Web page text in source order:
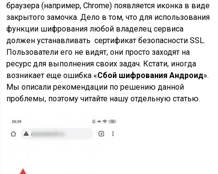
браузера (например, Chrome) появляется иконка в виде
закрытого замочка. Дело в том, что для использования
функции шифрования любой владелец сервиса
должен устанавливать сертификат безопасности SSL.
Пользователи его не видят, они просто заходят на
ресурс для выполнения своих задач. Кстати, иногда
возникает еще ошибка «Сбой шифрования Андроид».
Мы описали рекомендации по решению данной
проблемы, поэтому читайте нашу отдельную статью.